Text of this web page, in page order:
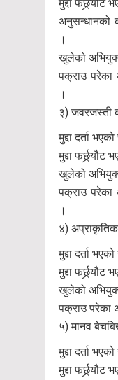
मुद्दा फर्छ्र्यौट
अनुसन्धानको
।
खुलेको अभियुक्त
पक्राउ परेका
।
३) जवरजस्ती
मुद्दा दर्ता भएको
मुद्दा फर्छ्र्यौट
खुलेको अभियुक्त
पक्राउ परेका
।
४)
मुद्दा दर्ता भएको
मुद्दा फर्छ्र्यौट
खुलेको अभियुक्त
पक्राउ परेका
५) मानव
मुद्दा दर्ता भएको
मुद्दा फर्छ्र्यौट